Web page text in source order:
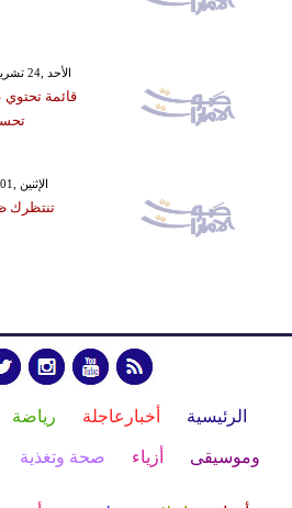
GMT 23:47 2019 الأحد ,24 تشرين الثاني / نوفمبر
GMT 13:17 2019 الإثنين ,01 تموز / يوليو
تنتظرك
الرئيسية أخبارعاجلة رياضة
وموسيقى أزياء صحة وتغذية